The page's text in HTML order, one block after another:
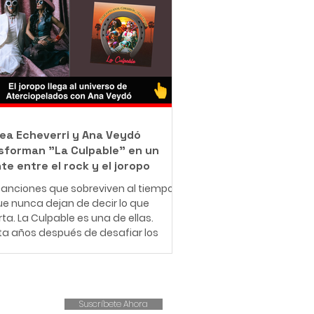
como barrendero en las calles de
con una misión que resume en
"Bendecido para bendecir".
muy pequeño, Leonardo entendió
significa enfrentar dificultades
Creció en una familia de
r
Echeverri y Ana Veydó
"La Culpable" en un
entre el rock y el joropo
que sobreviven al tiempo
nunca dejan de decir lo que
La Culpable es una de ellas.
años después de desafiar los
por la voz indómita de Ana
Suscríbete Ahora